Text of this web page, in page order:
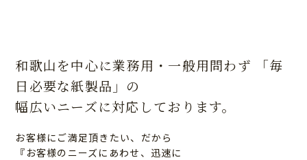
和歌山を中心に業務用・一般用問わず 「毎
日必要な紙製品」の
幅広いニーズに対応しております。
お客様にご満足頂きたい、だから
『お客様のニーズにあわせ、迅速に